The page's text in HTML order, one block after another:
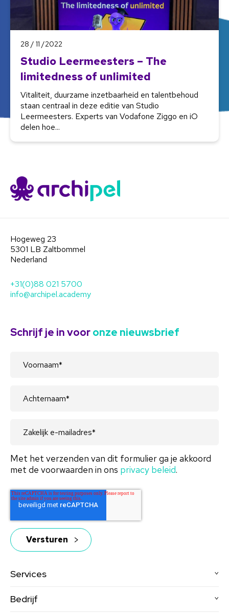
28 / 11 /2022
Studio Leermeesters – The
limitedness of unlimited
Vitaliteit, duurzame inzetbaarheid en talentbehoud
staan centraal in deze editie van Studio
Leermeesters. Experts van Vodafone Ziggo en iO
delen hoe...
Hogeweg 23
5301 LB Zaltbommel
Nederland
+31(0)88 021 5700
info@archipel.academy
Schrijf je in vooronze nieuwsbrief
Met het verzenden van dit formulier ga je akkoord
met de voorwaarden in ons privacy beleid.
Services
Bedrijf